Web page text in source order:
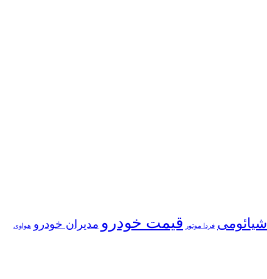
شیائومی فردا موتور قیمت خودرو مدیران خودرو هواوی